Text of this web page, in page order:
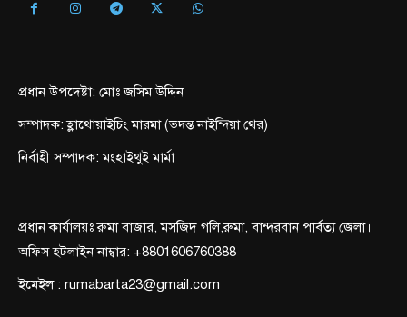
প্রধান উপদেষ্টা: মোঃ জসিম উদ্দিন
সম্পাদক: হ্লাথোয়াইচিং মারমা (ভদন্ত নাইন্দিয়া থের)
নির্বাহী সম্পাদক: মংহাইথুই মার্মা
প্রধান কার্যালয়ঃ রুমা বাজার, মসজিদ গলি,রুমা, বান্দরবান পার্বত্য জেলা।
অফিস হটলাইন নাম্বার: +8801606760388
ইমেইল : rumabarta23@gmail.com